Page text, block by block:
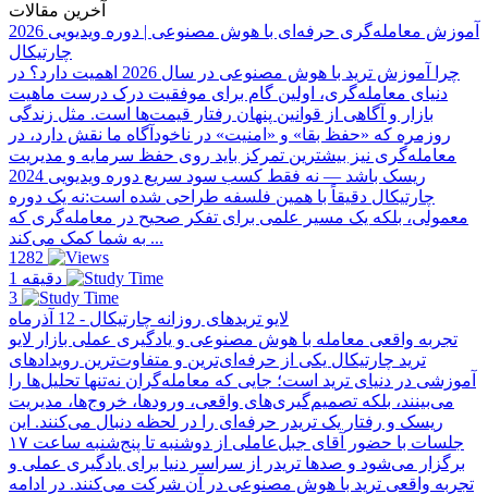
آخرین مقالات
آموزش معامله‌گری حرفه‌ای با هوش مصنوعی | دوره ویدیویی 2026
چارتیکال
چرا آموزش ترید با هوش مصنوعی در سال 2026 اهمیت دارد؟ در
دنیای معامله‌گری، اولین گام برای موفقیت درک درست ماهیت
بازار و آگاهی از قوانین پنهان رفتار قیمت‌ها است. مثل زندگی
روزمره که «حفظ بقا» و «امنیت» در ناخودآگاه ما نقش دارد، در
معامله‌گری نیز بیشترین تمرکز باید روی حفظ سرمایه و مدیریت
ریسک باشد — نه فقط کسب سود سریع دوره ویدیویی 2024
چارتیکال دقیقاً با همین فلسفه طراحی شده است:نه یک دوره
معمولی، بلکه یک مسیر علمی برای تفکر صحیح در معامله‌گری که
به شما کمک می‌کند ...
1282
1 دقیقه
3
لایو تریدهای روزانه چارتیکال - 12 آذرماه
تجربه واقعی معامله با هوش مصنوعی و یادگیری عملی بازار لایو
ترید چارتیکال یکی از حرفه‌ای‌ترین و متفاوت‌ترین رویدادهای
آموزشی در دنیای ترید است؛ جایی که معامله‌گران نه‌تنها تحلیل‌ها را
می‌بینند، بلکه تصمیم‌گیری‌های واقعی، ورودها، خروج‌ها، مدیریت
ریسک و رفتار یک تریدر حرفه‌ای را در لحظه دنبال می‌کنند. این
جلسات با حضور آقای جبل‌عاملی از دو‌شنبه تا پنج‌شنبه ساعت ۱۷
برگزار می‌شود و صدها تریدر از سراسر دنیا برای یادگیری عملی و
تجربه واقعی ترید با هوش مصنوعی در آن شرکت می‌کنند. در ادامه